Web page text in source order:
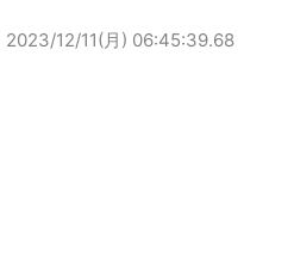
2023/12/11(月) 06:45:39.68